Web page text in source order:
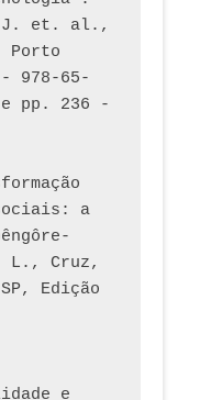
J. et. al.,
Porto
978-65-
e pp. 236 -
a
L., Cruz,
Edição
e